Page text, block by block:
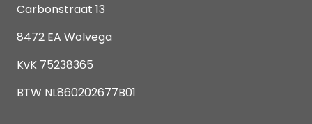
Carbonstraat 13
8472 EA Wolvega
KvK 75238365
BTW NL860202677B01